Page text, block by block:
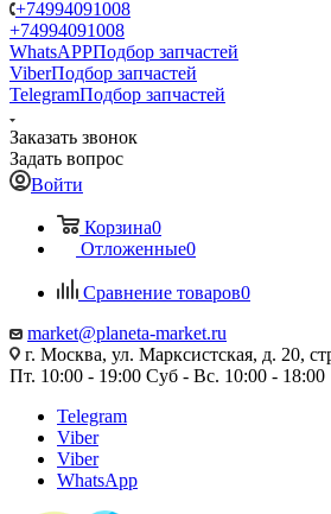
+74994091008
+74994091008
WhatsAPPПодбор запчастей
ViberПодбор запчастей
TelegramПодбор запчастей
Заказать звонок
Задать вопрос
Войти
Корзина0
Отложенные0
Сравнение товаров0
market@planeta-market.ru
г. Москва, ул. Марксистская, д. 20,
Пт. 10:00 - 19:00 Суб - Вс. 10:00 - 18:00
Telegram
Viber
Viber
WhatsApp